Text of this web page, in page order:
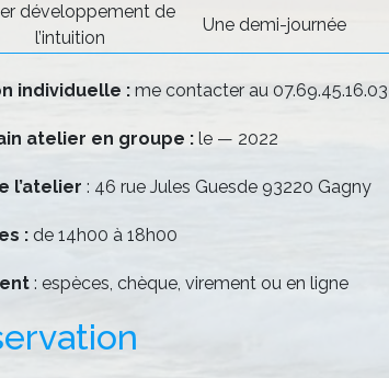
développement de
l’intuition
Une demi-journée
individuelle : me contacter au
atelier en groupe : le — 2022
l’atelier : 46 rue Jules Guesde 93220 Gagny
: de 14h00 à 18h00
: espèces, chèque, virement ou en ligne